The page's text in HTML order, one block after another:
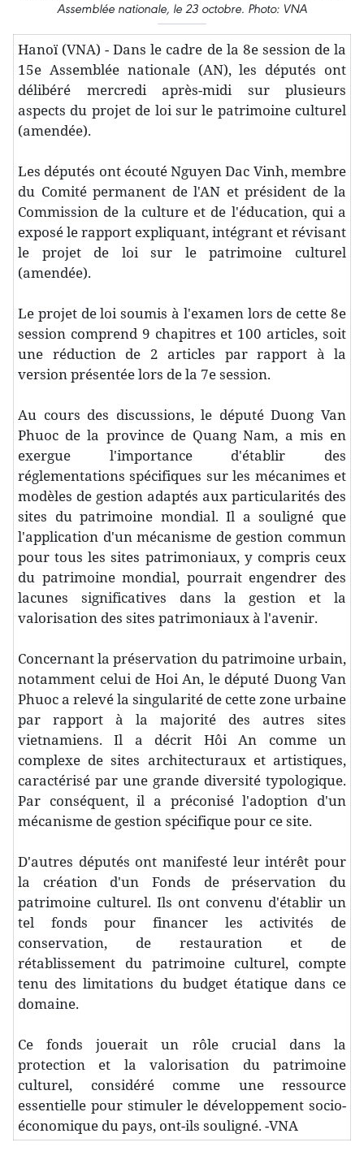
Assemblée nationale, le 23 octobre. Photo: VNA
Hanoï (VNA) - Dans le cadre de la 8e session de la
15e Assemblée nationale (AN), les députés ont
délibéré mercredi après-midi sur plusieurs
aspects du projet de loi sur le patrimoine culturel
(amendée).
Les députés ont écouté Nguyen Dac Vinh, membre
du Comité permanent de l'AN et président de la
Commission de la culture et de l'éducation, qui a
exposé le rapport expliquant, intégrant et révisant
le projet de loi sur le patrimoine culturel
(amendée).
Le projet de loi soumis à l'examen lors de cette 8e
session comprend 9 chapitres et 100 articles, soit
une réduction de 2 articles par rapport à la
version présentée lors de la 7e session.
Au cours des discussions, le député Duong Van
Phuoc de la province de Quang Nam, a mis en
exergue l'importance d'établir des
réglementations spécifiques sur les mécanimes et
modèles de gestion adaptés aux particularités des
sites du patrimoine mondial. Il a souligné que
l'application d'un mécanisme de gestion commun
pour tous les sites patrimoniaux, y compris ceux
du patrimoine mondial, pourrait engendrer des
lacunes significatives dans la gestion et la
valorisation des sites patrimoniaux à l'avenir.
Concernant la préservation du patrimoine urbain,
notamment celui de Hoi An, le député Duong Van
Phuoc a relevé la singularité de cette zone urbaine
par rapport à la majorité des autres sites
vietnamiens. Il a décrit Hôi An comme un
complexe de sites architecturaux et artistiques,
caractérisé par une grande diversité typologique.
Par conséquent, il a préconisé l'adoption d'un
mécanisme de gestion spécifique pour ce site.
D'autres députés ont manifesté leur intérêt pour
la création d'un Fonds de préservation du
patrimoine culturel. Ils ont convenu d'établir un
tel fonds pour financer les activités de
conservation, de restauration et de
rétablissement du patrimoine culturel, compte
tenu des limitations du budget étatique dans ce
domaine.
Ce fonds jouerait un rôle crucial dans la
protection et la valorisation du patrimoine
culturel, considéré comme une ressource
essentielle pour stimuler le développement socio-
économique du pays, ont-ils souligné. -VNA